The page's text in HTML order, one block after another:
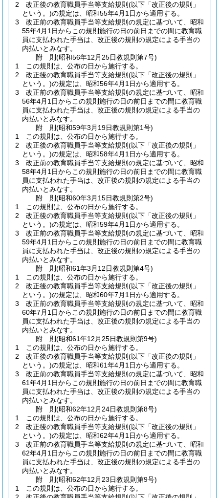
2
改正後の教育職員手当等支給規則 (以下「改正後の規則」
という。)の規定は、昭和55年4月1日から適用する。
3
改正前の教育職員手当等支給規則の規定に基づいて、昭和
55年4月1日からこの規則施行の日の前日までの間に教育職
員に支払われた手当は、改正後の規則の規定による手当の
内払いとみなす。
附 則(昭和56年12月25日教規則第7号)
1
この規則は、公布の日から施行する。
2
改正後の教育職員手当等支給規則 (以下「改正後の規則」
という。)の規定は、昭和56年4月1日から適用する。
3
改正前の教育職員手当等支給規則の規定に基づいて、昭和
56年4月1日からこの規則施行の日の前日までの間に教育職
員に支払われた手当は、改正後の規則の規定による手当の
内払いとみなす。
附 則(昭和59年3月19日教規則第1号)
1
この規則は、公布の日から施行する。
2
改正後の教育職員手当等支給規則 (以下「改正後の規則」
という。)の規定は、昭和58年4月1日から適用する。
3
改正前の教育職員手当等支給規則の規定に基づいて、昭和
58年4月1日からこの規則施行の日の前日までの間に教育職
員に支払われた手当は、改正後の規則の規定による手当の
内払いとみなす。
附 則(昭和60年3月15日教規則第2号)
1
この規則は、公布の日から施行する。
2
改正後の教育職員手当等支給規則 (以下「改正後の規則」
という。)の規定は、昭和59年4月1日から適用する。
3
改正前の教育職員手当等支給規則の規定に基づいて、昭和
59年4月1日からこの規則施行の日の前日までの間に教育職
員に支払われた手当は、改正後の規則の規定による手当の
内払いとみなす。
附 則(昭和61年3月12日教規則第4号)
1
この規則は、公布の日から施行する。
2
改正後の教育職員手当等支給規則 (以下「改正後の規則」
という。)の規定は、昭和60年7月1日から適用する。
3
改正前の教育職員手当等支給規則の規定に基づいて、昭和
60年7月1日からこの規則施行の日の前日までの間に教育職
員に支払われた手当は、改正後の規則の規定による手当の
内払いとみなす。
附 則(昭和61年12月25日教規則第9号)
1
この規則は、公布の日から施行する。
2
改正後の教育職員手当等支給規則 (以下「改正後の規則」
という。)の規定は、昭和61年4月1日から適用する。
3
改正前の教育職員手当等支給規則の規定に基づいて、昭和
61年4月1日からこの規則施行の日の前日までの間に教育職
員に支払われた手当は、改正後の規則の規定による手当の
内払いとみなす。
附 則(昭和62年12月24日教規則第8号)
1
この規則は、公布の日から施行する。
2
改正後の教育職員手当等支給規則 (以下「改正後の規則」
という。)の規定は、昭和62年4月1日から適用する。
3
改正前の教育職員手当等支給規則の規定に基づいて、昭和
62年4月1日からこの規則施行の日の前日までの間に教育職
員に支払われた手当は、改正後の規則の規定による手当の
内払いとみなす。
附 則(昭和62年12月23日教規則第9号)
1
この規則は、公布の日から施行する。